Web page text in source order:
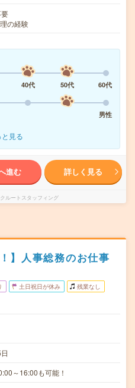
の経験
40代 50代
60代
男性
と見る
進む 詳しく見る
ルートスタッフィング
】人事総務のお仕事
土日祝日が休み 残業なし
～16:00も可能！